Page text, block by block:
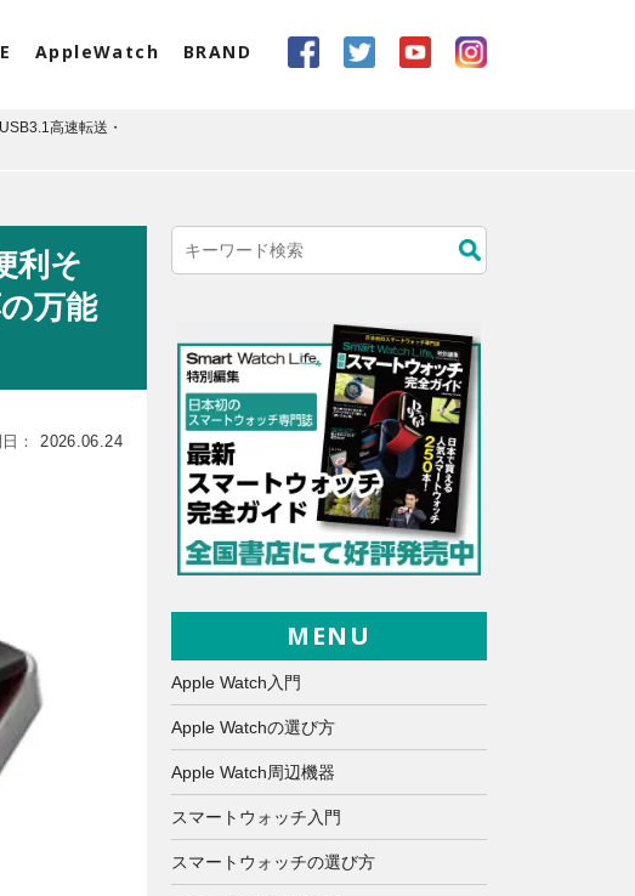
AppleWatch BRAND
高速転送・
利そ
万能
日：2026.06.24
MENU
Apple Watch入門
Apple Watchの選び方
Apple Watch周辺機器
スマートウォッチ入門
スマートウォッチの選び方